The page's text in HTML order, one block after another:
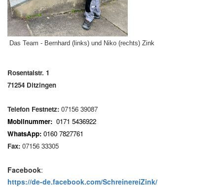
Das Team - Bernhard (links) und Niko (rechts) Zink
Rosentalstr. 1
71254 Ditzingen
Telefon Festnetz: 07156 39087
Mobilnummer: 0171 5436922
WhatsApp: 0160 7827761
Fax: 07156 33305
Facebook:
https://de-de.facebook.com/SchreinereiZink/